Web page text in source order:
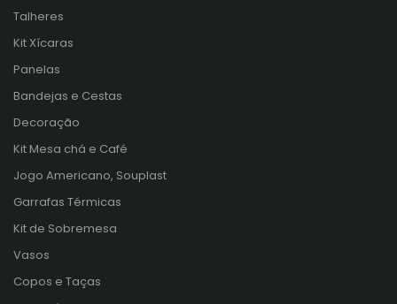
Talheres
Kit Xícaras
Panelas
Bandejas e Cestas
Decoração
Kit Mesa chá e Café
Jogo Americano, Souplast
Garrafas Térmicas
Kit de Sobremesa
Vasos
Copos e Taças